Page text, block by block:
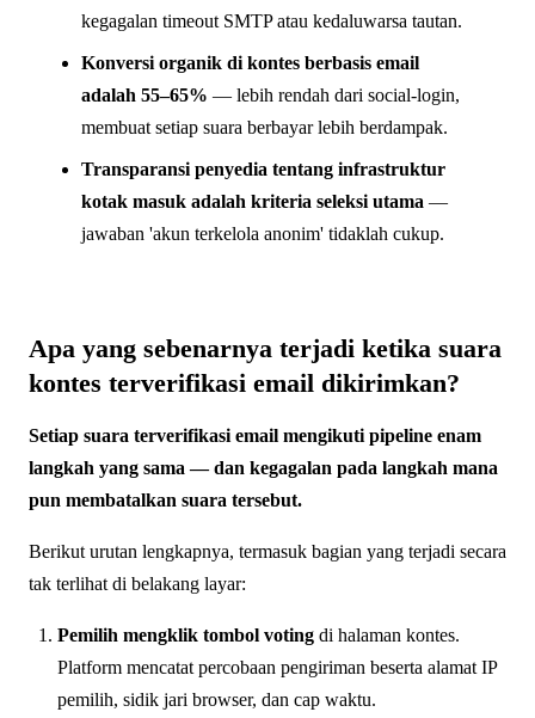
kegagalan timeout SMTP atau kedaluwarsa tautan.
Konversi organik di kontes berbasis email
adalah 55–65% — lebih rendah dari social-login,
membuat setiap suara berbayar lebih berdampak.
Transparansi penyedia tentang infrastruktur
kotak masuk adalah kriteria seleksi utama —
jawaban 'akun terkelola anonim' tidaklah cukup.
Apa yang sebenarnya terjadi ketika suara
kontes terverifikasi email dikirimkan?
Setiap suara terverifikasi email mengikuti pipeline enam
langkah yang sama — dan kegagalan pada langkah mana
pun membatalkan suara tersebut.
Berikut urutan lengkapnya, termasuk bagian yang terjadi secara
tak terlihat di belakang layar:
Pemilih mengklik tombol voting di halaman kontes.
Platform mencatat percobaan pengiriman beserta alamat IP
pemilih, sidik jari browser, dan cap waktu.